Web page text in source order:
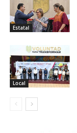
Estatal
Local